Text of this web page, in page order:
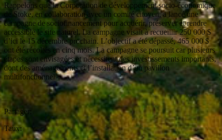
Rappelons que la Corporation de développement socio-économique
de Stoke, en collaboration avec un comité citoyen, a lancé une
campagne de sociofinancement pour acquérir, préserver et rendre
accessible le site naturel. La campagne visait à recueillir 250 000 $
d’ici le 15 décembre prochain. L’objectif a été dépassé, 465 000 $
ont été récoltés en cinq mois. La campagne se poursuit car plusieurs
étapes sont envisagées et nécessitent des investissements importants,
dont des aménagements et l’installation d’un pavillon
multifonctionnel.
Partager:
Taux: